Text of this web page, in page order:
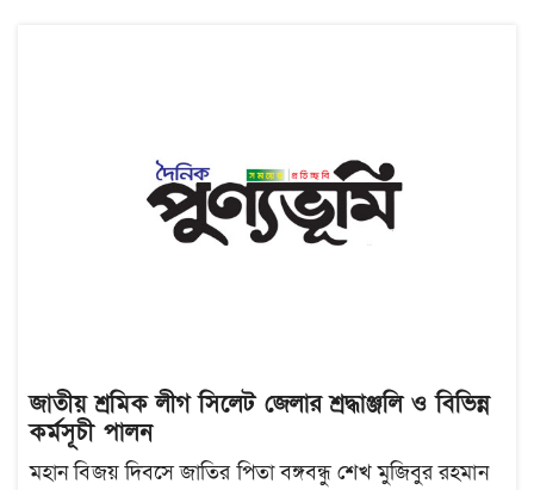
জাতীয় শ্রমিক লীগ সিলেট জেলার শ্রদ্ধাঞ্জলি ও বিভিন্ন
কর্মসূচী পালন
মহান বিজয় দিবসে জাতির পিতা বঙ্গবন্ধু শেখ মুজিবুর রহমান